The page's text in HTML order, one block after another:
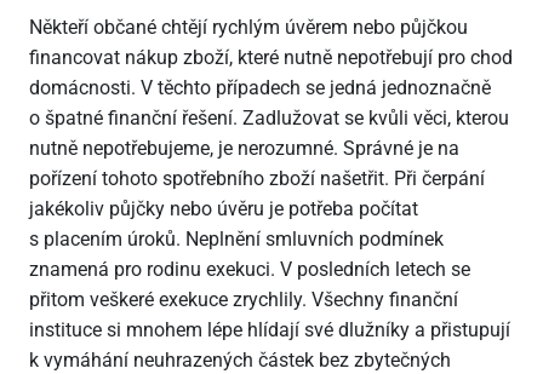
Někteří občané chtějí rychlým úvěrem nebo půjčkou
financovat nákup zboží, které nutně nepotřebují pro chod
domácnosti. V těchto případech se jedná jednoznačně
o špatné finanční řešení. Zadlužovat se kvůli věci, kterou
nutně nepotřebujeme, je nerozumné. Správné je na
pořízení tohoto spotřebního zboží našetřit. Při čerpání
jakékoliv půjčky nebo úvěru je potřeba počítat
s placením úroků. Neplnění smluvních podmínek
znamená pro rodinu exekuci. V posledních letech se
přitom veškeré exekuce zrychlily. Všechny finanční
instituce si mnohem lépe hlídají své dlužníky a přistupují
k vymáhání neuhrazených částek bez zbytečných